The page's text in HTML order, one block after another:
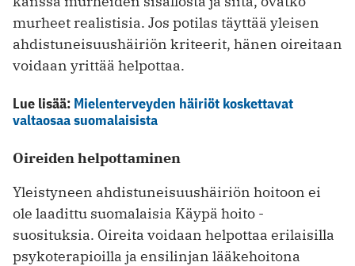
murheet realistisia. Jos potilas täyttää yleisen
ahdistuneisuushäiriön kriteerit, hänen oireitaan
voidaan yrittää helpottaa.
Lue lisää: Mielenterveyden häiriöt koskettavat
valtaosaa suomalaisista
Oireiden helpottaminen
Yleistyneen ahdistuneisuushäiriön hoitoon ei
ole laadittu suomalaisia Käypä hoito -
suosituksia. Oireita voidaan helpottaa erilaisilla
psykoterapioilla ja ensilinjan lääkehoitona